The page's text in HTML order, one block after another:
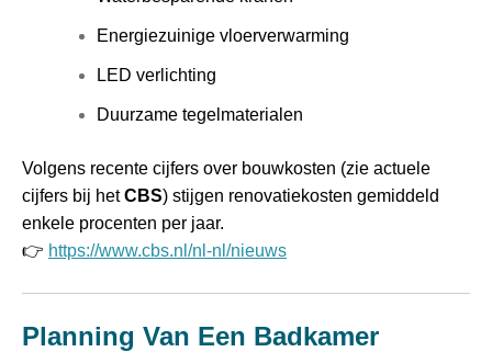
Energiezuinige vloerverwarming
LED verlichting
Duurzame tegelmaterialen
Volgens recente cijfers over bouwkosten (zie actuele
cijfers bij hetCBS) stijgen renovatiekosten gemiddeld
enkele procenten per jaar.
👉 https://www.cbs.nl/nl-nl/nieuws
Planning Van Een Badkamer